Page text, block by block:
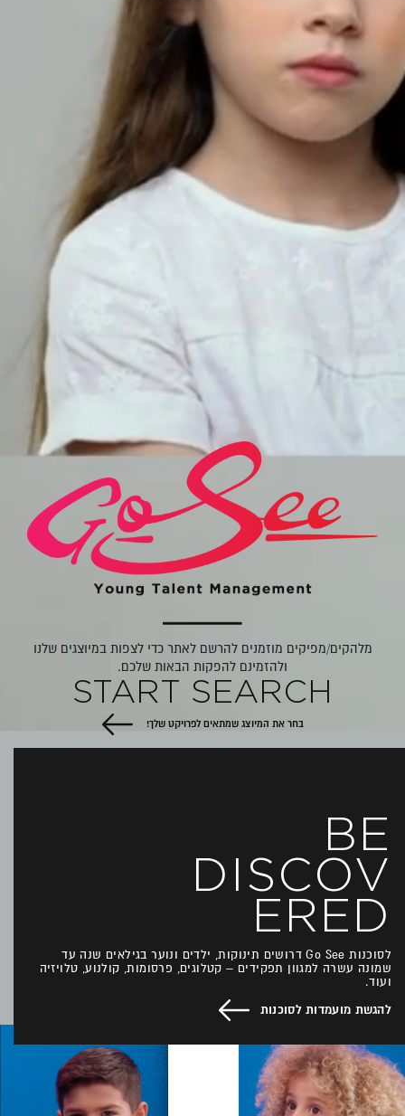
מלהקים/מפיקים מוזמנים להרשם לאתר כדי לצפות במיוצגים שלנו
ולהזמינם להפקות הבאות שלכם.
START SEARCH
בחר את המיוצג שמתאים לפרויקט שלך!
BE
DISCOV
ERED
לסוכנות Go See דרושים תינוקות, ילדים ונוער בגילאים שנה עד
שמונה עשרה למגוון תפקידים – קטלוגים, פרסומות, קולנוע, טלויזיה
ועוד.
להגשת מועמדות לסוכנות